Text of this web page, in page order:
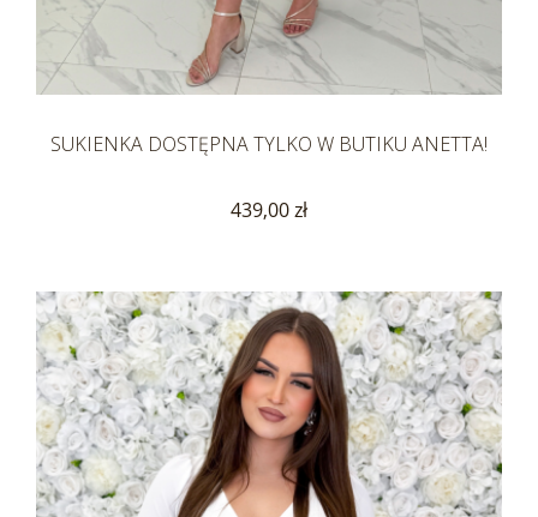
SUKIENKA DOSTĘPNA TYLKO W BUTIKU ANETTA!
439,00 zł